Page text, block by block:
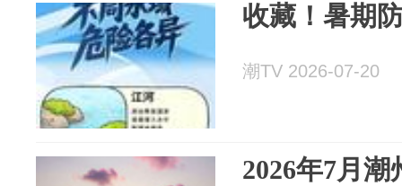
收藏！暑期
潮TV 2026-07-20
2026年7月潮